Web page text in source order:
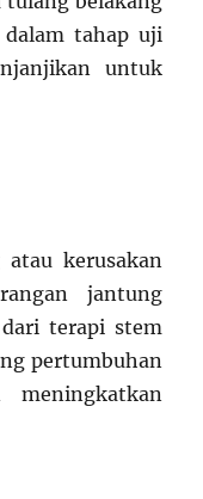
tahap uji
untuk
atau kerusakan
jantung
terapi stem
pertumbuhan